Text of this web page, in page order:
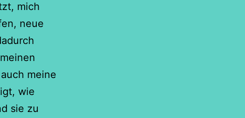
mich
neue
meine
wie
sie zu